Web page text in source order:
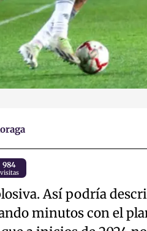
984
visitas
Así podría
minutos con el